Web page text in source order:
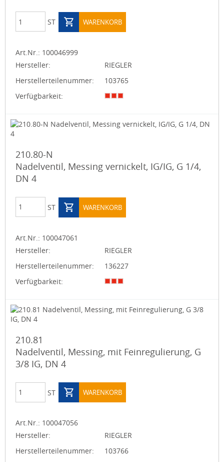
ST WARENKORB
Art.Nr.: 100046999
Hersteller:
RIEGLER
Herstellerteilenummer:
103765
Verfügbarkeit:
210.80-N
Nadelventil, Messing vernickelt, IG/IG, G 1/4,
DN 4
ST WARENKORB
Art.Nr.: 100047061
Hersteller:
RIEGLER
Herstellerteilenummer:
136227
Verfügbarkeit:
210.81
Nadelventil, Messing, mit Feinregulierung, G
3/8 IG, DN 4
ST WARENKORB
Art.Nr.: 100047056
Hersteller:
RIEGLER
Herstellerteilenummer:
103766